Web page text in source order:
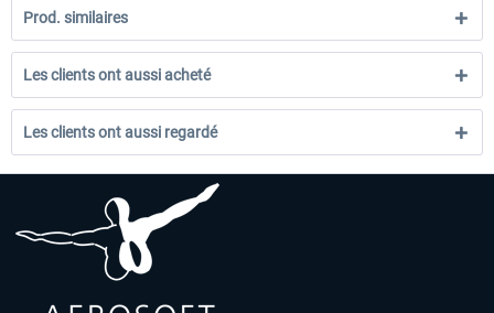
Prod. similaires
Les clients ont aussi acheté
Les clients ont aussi regardé